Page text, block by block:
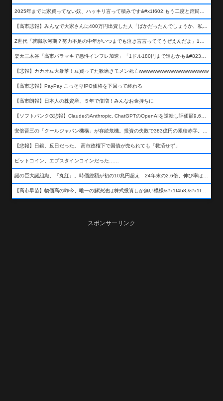
2025年までに家買ってない奴、ハッキリ言って積みです&#x1f602;もう二度と庶民が買える値段になりません&#x1f602;&#x1f602;&#x1f602;
【高市悲報】みんなで大家さんに400万円出資した人「ばかだったんでしょうか、私は&#x1f622;」
Z世代「就職氷河期？努力不足の中年がいつまでも泣き言言っててうぜえんだよ」1万いいね
楽天三木谷「高市バラマキで悪性インフレ加速」「1ドル180円まで進むかも&#8230;もう看過できない」
【悲報】カカオ豆大暴落！豆買ってた靴磨きモメン死亡wwwwwwwwwwwwwwwwwwww
【高市悲報】PayPay こっそりIPO価格を下回って終わる
【高市朗報】日本人の株資産、５年で倍増！みんなお金持ちに
【ソフトバンクG悲報】ClaudeのAnthropic, ChatGPTのOpenAIを逆転し評価額9,650億ドル (約154兆円) の世界一価値あるAI企業に……
安倍晋三の「クールジャパン機構」が存続危機。投資の失敗で383億円の累積赤字。2025年度決算も大赤字の可能性。責任の所在はウヤムヤ
【悲報】日銀、反日だった。 高市政権下で国債が売られても「救済せず」
ビットコイン、エプスタインコインだった……
謎の巨大謎組織、『丸紅』。時価総額が初の10兆円超え 24年末の2.6倍、伸び率は謎組織首位
【高市早苗】物価高の昨今、唯一の解決法は株式投資しか無い模様&#x1f4b8;&#x1f4b8;&#x1f4b8;
スポンサーリンク